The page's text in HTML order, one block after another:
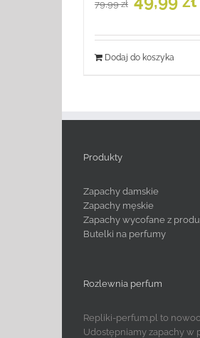
79,99zł cena
79,99 zł.
Dodaj do koszyka
Produkty
Zapachy damskie
Zapachy męskie
Zapachy wycofane z
Butelki na perfumy
Rozlewnia perfum
Repliki-perfum.pl to
Udostępniamy zapachy w